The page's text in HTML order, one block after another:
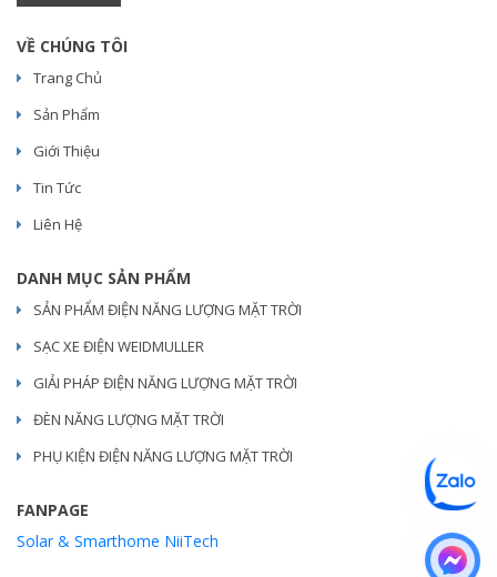
VỀ CHÚNG TÔI
Trang Chủ
Sản Phẩm
Giới Thiệu
Tin Tức
Liên Hệ
DANH MỤC SẢN PHẨM
SẢN PHẨM ĐIỆN NĂNG LƯỢNG MẶT TRỜI
SẠC XE ĐIỆN WEIDMULLER
GIẢI PHÁP ĐIỆN NĂNG LƯỢNG MẶT TRỜI
ĐÈN NĂNG LƯỢNG MẶT TRỜI
PHỤ KIỆN ĐIỆN NĂNG LƯỢNG MẶT TRỜI
FANPAGE
Solar & Smarthome NiiTech